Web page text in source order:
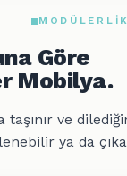
MODÜLERLIK
Göre
Mobilya.
taşınır ve
ya da